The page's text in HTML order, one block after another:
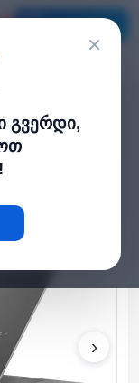
×
გვერდი,
16GB 1TB SSD
›